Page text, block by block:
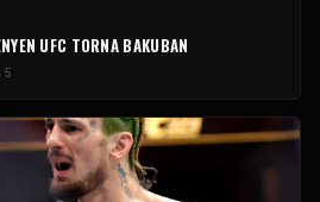
UFC TORNA BAKUBAN
5